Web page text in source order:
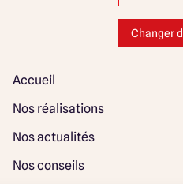
Changer
Accueil
Nos réalisations
Nos actualités
Nos conseils